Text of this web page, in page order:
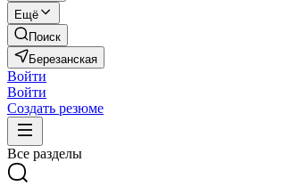
Ещё
Поиск
Березанская
Войти
Войти
Создать резюме
Все разделы